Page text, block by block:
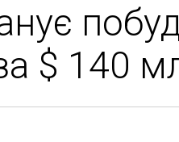
$ 140